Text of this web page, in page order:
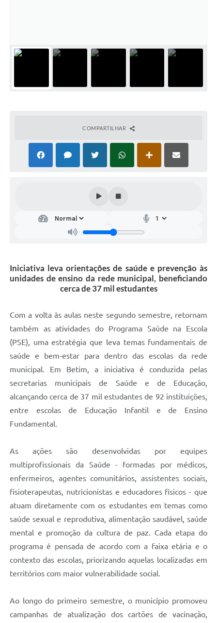
COMPARTILHAR
Iniciativa leva orientações de saúde e prevenção às
unidades de ensino da rede municipal, beneficiando
cerca de 37 mil estudantes
Com a volta às aulas neste segundo semestre, retornam
também as atividades do Programa Saúde na Escola
(PSE), uma estratégia que leva temas fundamentais de
saúde e bem-estar para dentro das escolas da rede
municipal. Em Betim, a iniciativa é conduzida pelas
secretarias municipais de Saúde e de Educação,
alcançando cerca de 37 mil estudantes de 92 instituições,
entre escolas de Educação Infantil e de Ensino
Fundamental.
As ações são desenvolvidas por equipes
multiprofissionais da Saúde - formadas por médicos,
enfermeiros, agentes comunitários, assistentes sociais,
fisioterapeutas, nutricionistas e educadores físicos - que
atuam diretamente com os estudantes em temas como
saúde sexual e reprodutiva, alimentação saudável, saúde
mental e promoção da cultura de paz. Cada etapa do
programa é pensada de acordo com a faixa etária e o
contexto das escolas, priorizando aquelas localizadas em
territórios com maior vulnerabilidade social.
Ao longo do primeiro semestre, o município promoveu
campanhas de atualização dos cartões de vacinação,